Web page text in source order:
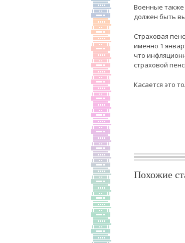
Военные
должен быть
Страховая
именно 1
что
страховой
Касается это
Похожие